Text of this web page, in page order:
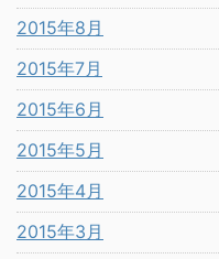
2015年8月
2015年7月
2015年6月
2015年5月
2015年4月
2015年3月